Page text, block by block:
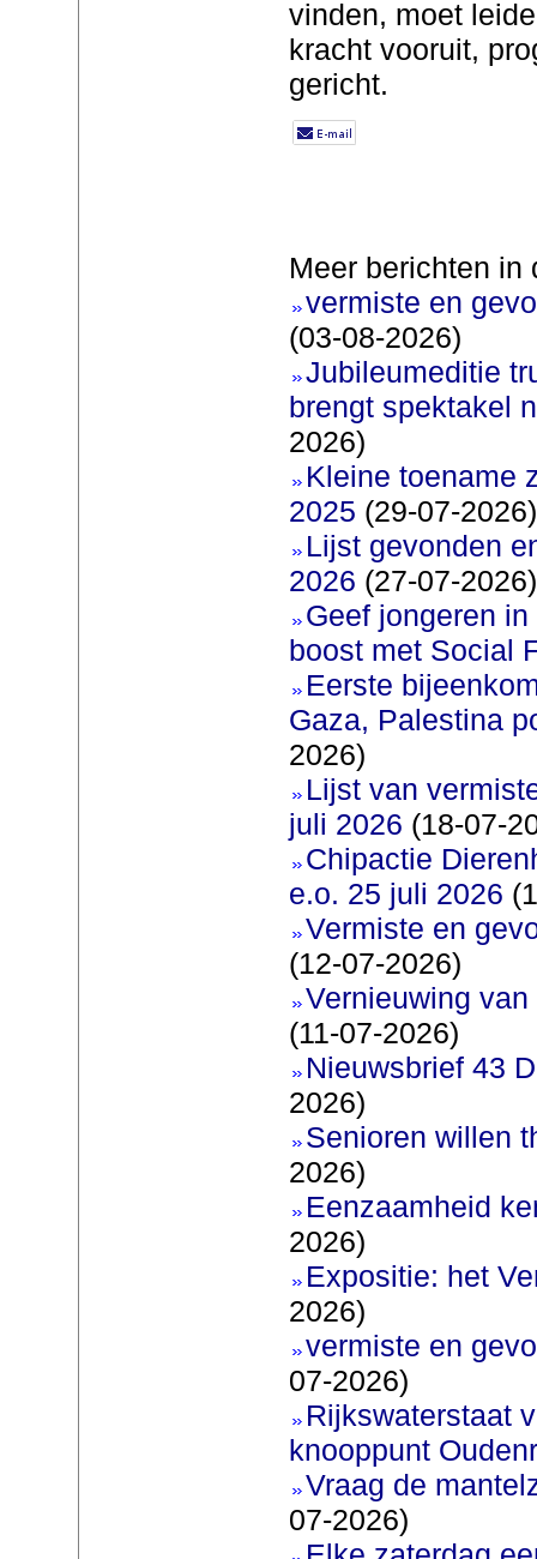
vinden, moet
kracht vooruit,
gericht.
Meer berichten in
vermiste en
(03-08-2026)
Jubileumeditie
brengt spektakel
2026)
Kleine toename
2025 (29-07-2026)
Lijst gevonden
2026 (27-07-2026)
Geef jongeren
boost met Social
Eerste
Gaza, Palestina
2026)
Lijst van
juli 2026 (18-07-
Chipactie
e.o. 25 juli 2026
Vermiste en
(12-07-2026)
Vernieuwing
(11-07-2026)
Nieuwsbrief 43
2026)
Senioren willen
2026)
Eenzaamheid
2026)
Expositie: het
2026)
vermiste en
07-2026)
Rijkswaterstaat
knooppunt
Vraag de
07-2026)